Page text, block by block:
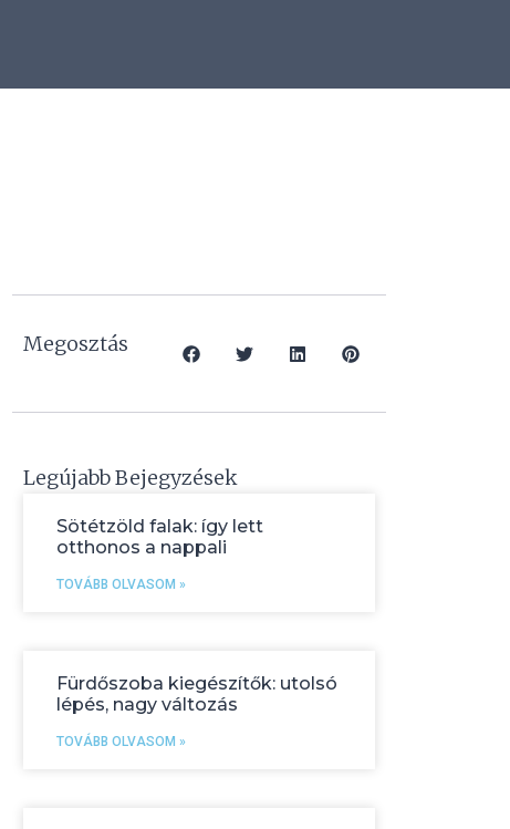
Megosztás
Legújabb Bejegyzések
Sötétzöld falak: így lett
otthonos a nappali
TOVÁBB OLVASOM »
Fürdőszoba kiegészítők: utolsó
lépés, nagy változás
TOVÁBB OLVASOM »